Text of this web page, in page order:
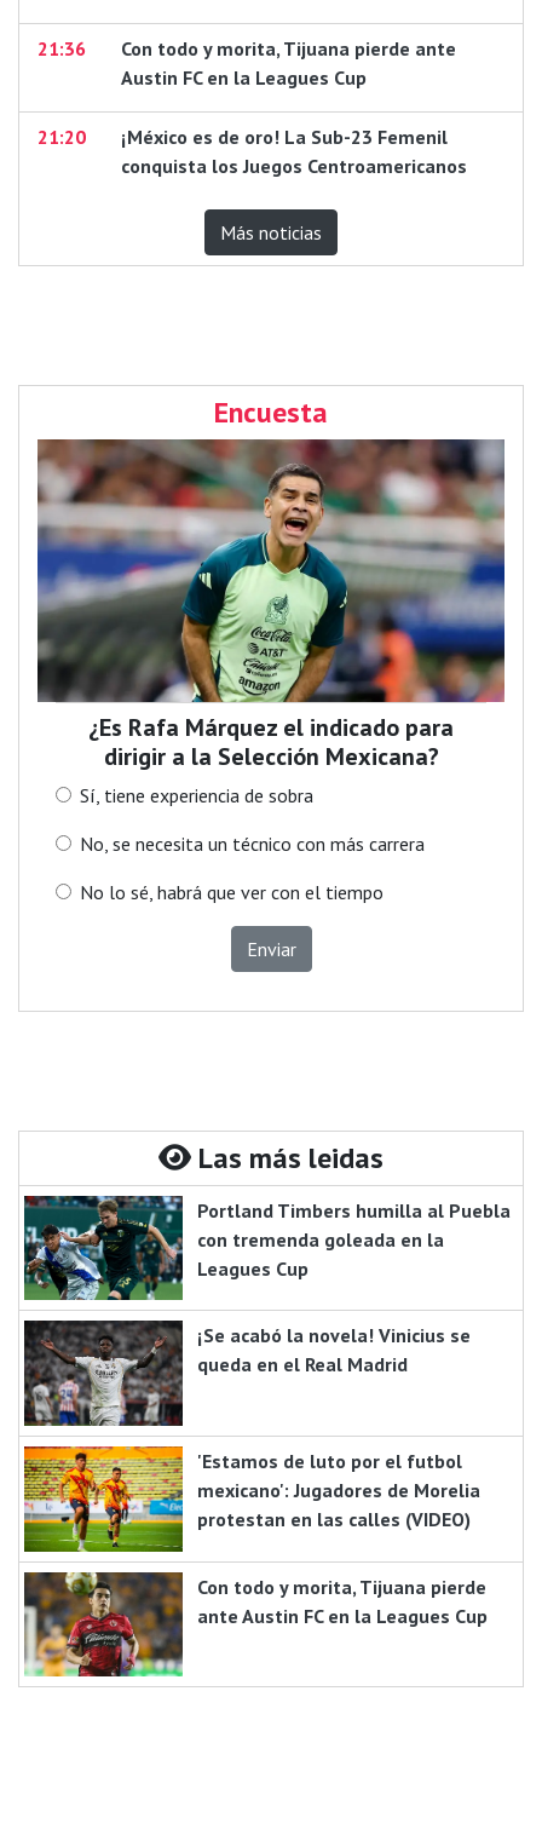
21:36
Con todo y morita, Tijuana pierde ante
Austin FC en la Leagues Cup
21:20
¡México es de oro! La Sub-23 Femenil
conquista los Juegos Centroamericanos
Más noticias
Encuesta
¿Es Rafa Márquez el indicado para
dirigir a la Selección Mexicana?
Sí, tiene experiencia de sobra
No, se necesita un técnico con más carrera
No lo sé, habrá que ver con el tiempo
Enviar
Las más leidas
Portland Timbers humilla al Puebla
con tremenda goleada en la
Leagues Cup
¡Se acabó la novela! Vinicius se
queda en el Real Madrid
'Estamos de luto por el futbol
mexicano': Jugadores de Morelia
protestan en las calles (VIDEO)
Con todo y morita, Tijuana pierde
ante Austin FC en la Leagues Cup